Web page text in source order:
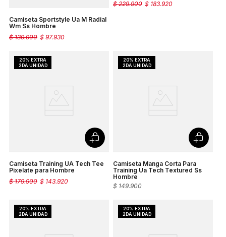
Camiseta Sportstyle Ua M Radial
Wm Ss Hombre
$ 97.930
$ 139.900
$ 183.920
$ 229.900
Camiseta Training UA Tech Tee
Pixelate para Hombre
$ 143.920
$ 179.900
Camiseta Manga Corta Para
Training Ua Tech Textured Ss
Hombre
$ 149.900